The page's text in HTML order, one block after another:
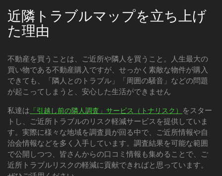
近隣トラブルマップを立ち上げ
た理由
不動産を買うことは、ご近所や隣人を買うこと。人生最大の
買い物である不動産購入ですが、せっかく素敵な物件が購入
できても、「隣人とのトラブル」「周囲の騒音」などの問題
が起こってしまうと、安心した生活ができません
私達は 「引越し前の隣人調査」サービス（トナリスク） をスター
トし、ご近所トラブルのリスク軽減サービスを提供していま
す。実際に様々な地域を調査員が回る中で、ご近所情報や自
治会情報などを多く入手しています。調査結果を可能な範囲
で公開しつつ、皆さんからの口コミ情報も集めることで、ご
近所トラブルリスクの軽減に貢献できればと思っています。